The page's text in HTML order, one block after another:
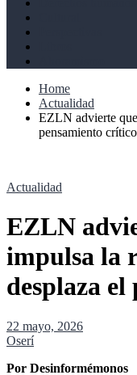
Home
Actualidad
EZLN advierte
pensamiento crítico
Actualidad
EZLN
impulsa la
desplaza
22 mayo, 2026
Oserí
Por Desinformémonos